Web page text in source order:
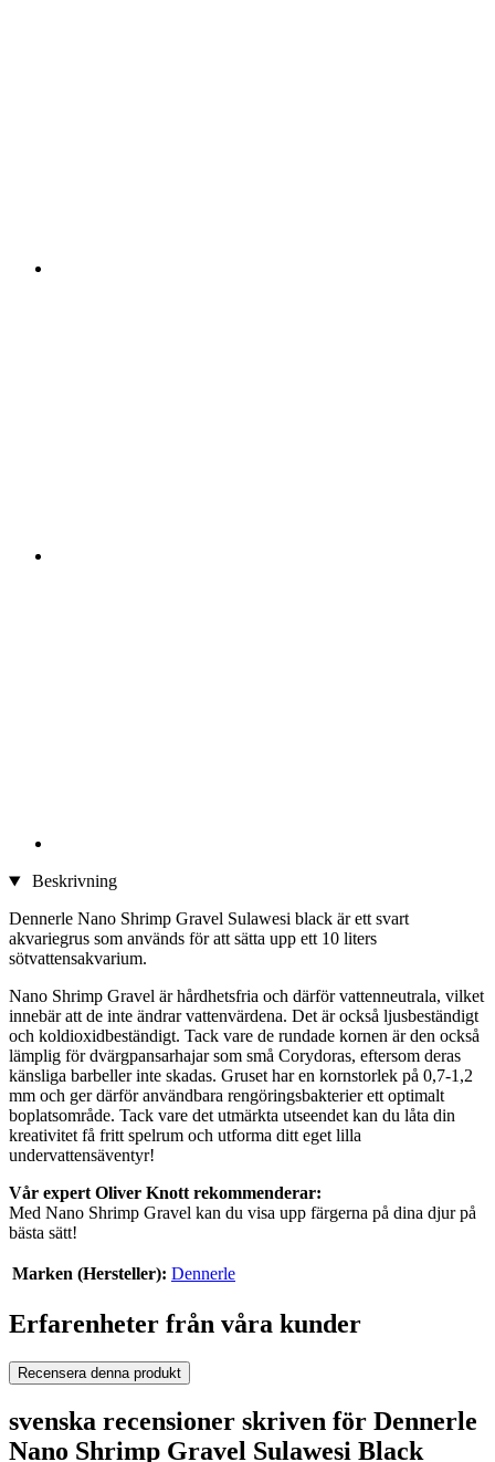
Beskrivning
Dennerle Nano Shrimp Gravel Sulawesi black är ett svart
akvariegrus som används för att sätta upp ett 10 liters
sötvattensakvarium.
Nano Shrimp Gravel är hårdhetsfria och därför vattenneutrala, vilket
innebär att de inte ändrar vattenvärdena. Det är också ljusbeständigt
och koldioxidbeständigt. Tack vare de rundade kornen är den också
lämplig för dvärgpansarhajar som små Corydoras, eftersom deras
känsliga barbeller inte skadas. Gruset har en kornstorlek på 0,7-1,2
mm och ger därför användbara rengöringsbakterier ett optimalt
boplatsområde. Tack vare det utmärkta utseendet kan du låta din
kreativitet få fritt spelrum och utforma ditt eget lilla
undervattensäventyr!
Vår expert Oliver Knott rekommenderar:
Med Nano Shrimp Gravel kan du visa upp färgerna på dina djur på
bästa sätt!
Marken (Hersteller): Dennerle
Erfarenheter från våra kunder
Recensera denna produkt
svenska recensioner skriven för Dennerle
Nano Shrimp Gravel Sulawesi Black